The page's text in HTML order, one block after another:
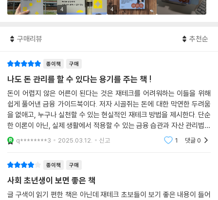
4 4
구매리뷰 추천순
종이책 구매
나도 돈 관리를 할 수 있다는 용기를 주는 책 !
돈이 어렵지 않은 어른이 된다는 것은 재테크를 어려워하는 이들을 위해
쉽게 풀어낸 금융 가이드북이다. 저자 시골쥐는 돈에 대한 막연한 두려움
을 없애고, 누구나 실천할 수 있는 현실적인 재테크 방법을 제시한다. 단순
한 이론이 아닌, 실제 생활에서 적용할 수 있는 금융 습관과 자산 관리법을
설명하며, 특히 초보자들도 부담 없이 따라 할 수 있도록 구성되어 있다.책
은 단순한 돈
q********3 2025.03.12. 신고 1 댓글0
종이책 구매
사회 초년생이 보면 좋은 책
글 구색이 읽기 편한 책은 아닌데 재테크 초보들이 보기 좋은 내용이 들어